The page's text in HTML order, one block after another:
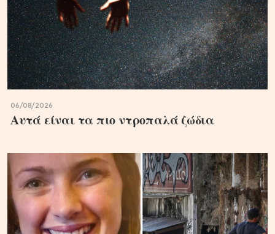
06/08/2026
Αυτά είναι τα πιο ντροπαλά ζώδια